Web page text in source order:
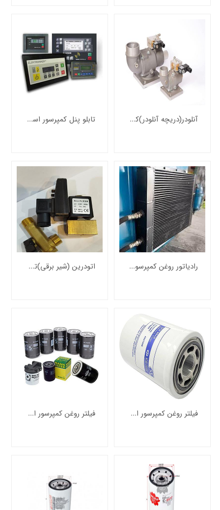
آنلودر(دریچه آنلودر)کمپرسور اسکرو تابلو پنل کمپرسور اسکرو
رادیاتور روغن کمپرسور اسکرو اتودرین (شیر برقی)تخلیه اتوماتیک کمپرسور
فیلتر روغن کمپرسور اسکرو برند شور اندونزی فیلتر روغن کمپرسور اسکرو برند مان آلمان